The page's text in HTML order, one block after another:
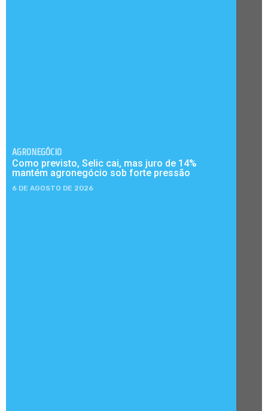
AGRONEGÓCIO
Como previsto, Selic cai, mas juro de 14%
mantém agronegócio sob forte pressão
6 DE AGOSTO DE 2026